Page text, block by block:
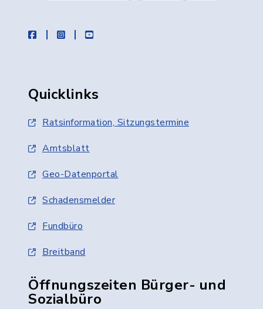
facebookinstagramyoutube
Quicklinks
Ratsinformation, Sitzungstermine
Amtsblatt
Geo-Datenportal
Schadensmelder
Fundbüro
Breitband
Öffnungszeiten Bürger- und
Sozialbüro